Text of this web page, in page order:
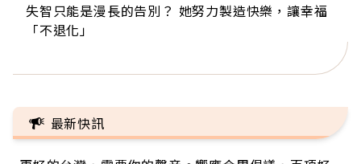
失智只能是漫長的告別？ 她努力製造快樂，讓幸福
「不退化」
來自剛果的巧克力神父 為台灣奉獻36年 「台灣是我
的家，我連作夢都講台語！」
63歲卸矽谷副總、搬回台灣找快樂！「蛋黃哥小
丑」走進安養院，逗樂上萬爺奶：退休後才開始真
104歲打破金氏世界紀錄 成為全球最年長羽球選
手，分享長壽的秘密原來是「這個」
事業巔峰他選擇追夢…黑手阿伯拉小提琴還登上小
巨蛋！連CNN都大讚！
最新快訊